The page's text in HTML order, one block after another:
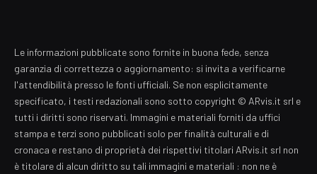
Le informazioni pubblicate sono fornite in buona fede, senza
garanzia di correttezza o aggiornamento: si invita a verificarne
l'attendibilità presso le fonti ufficiali. Se non esplicitamente
specificato, i testi redazionali sono sotto copyright © ARvis.it srl e
tutti i diritti sono riservati. Immagini e materiali forniti da uffici
stampa e terzi sono pubblicati solo per finalità culturali e di
cronaca e restano di proprietà dei rispettivi titolari ARvis.it srl non
è titolare di alcun diritto su tali immagini e materiali : non ne è